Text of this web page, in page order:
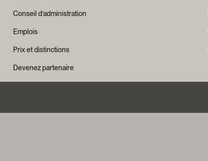
Conseil d’administration
Emplois
Prix et distinctions
Devenez partenaire